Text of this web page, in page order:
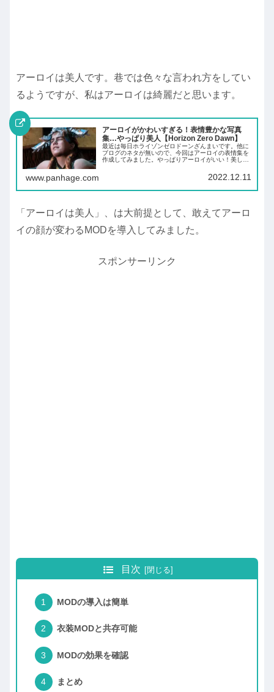
アーロイは美人です。巷では色々な言われ方をしてい
るようですが、私はアーロイは綺麗だと思います。
アーロイがかわいすぎる！表情豊かな写真
集…やっぱり美人【Horizon Zero Dawn】
最近は毎日ホライゾンゼロドーンざんまいです。他に
ブログのネタが無いので、今回はアーロイの表情集を
作成してみました。やっぱりアーロイがいい！美しい
り、いたずらっぽい顔、悲しそうな顔、無邪気な顔な
www.panhage.com 2022.12.11
「アーロイは美人」、は大前提として、敢えてアーロ
イの顔が変わるMODを導入してみました。
スポンサーリンク
目次
MODの導入は簡単
衣装MODと共存可能
MODの効果を確認
まとめ